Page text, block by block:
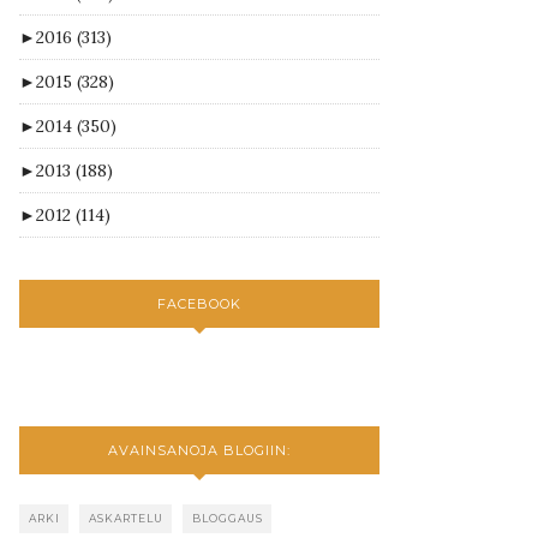
►2016 (313)
►2015 (328)
►2014 (350)
►2013 (188)
►2012 (114)
FACEBOOK
AVAINSANOJA BLOGIIN:
ARKI ASKARTELU BLOGGAUS